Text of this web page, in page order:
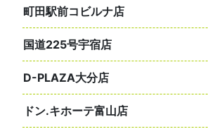
町田駅前コビルナ店
国道225号宇宿店
D-PLAZA大分店
ドン.キホーテ富山店